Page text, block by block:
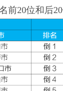
前20位和后